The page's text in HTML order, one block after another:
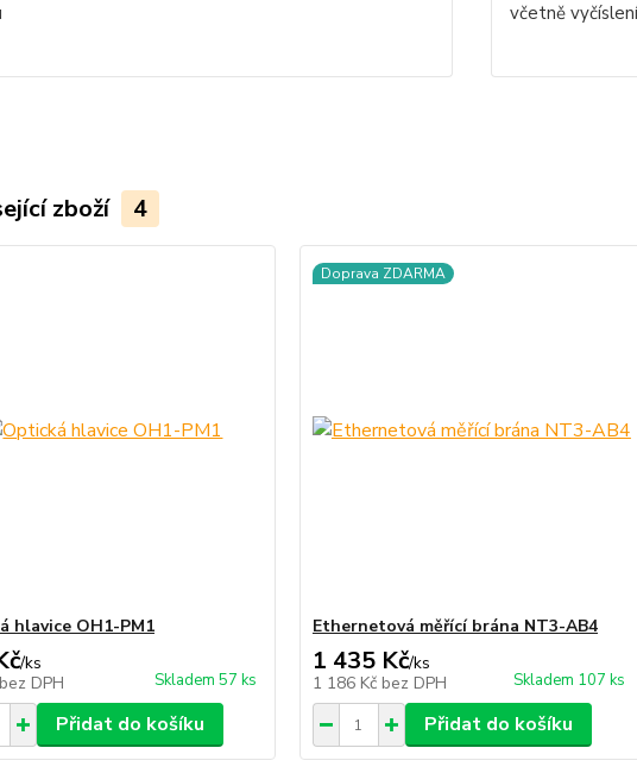
včetně
zboží 4
hlavice OH1-PM1
/ks
bez DPH Skladem 57 ks
Přidat do košíku
Doprava ZDARMA
Ethernetová měřící brána NT3-AB4
1 435 Kč/ks
1 186 Kč bez DPH Skladem 107 ks
Přidat do košíku